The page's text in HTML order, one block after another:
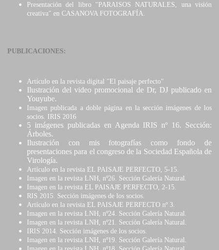
Presentación del libro "PARAISOS NATURALES, una visión
creativa" en CASANOVA FOTOGRAFÍA.
PUBLICACIONES:
Artículo en la revista digital "El paisaje perfecto"
Ilustración del video promocional de Dr, DJ publicado en
Youyube.
Imagen publicada a doble página en la sección imágenes de los
socios. IRIS 2016
5 imágenes publicadas en Agenda IRIS nº 16. Sección:
Árboles.
Ilustración con mis fotografías como fondo de
presentaciones para el congreso de la Sociedad Española de
Virología.
Artículo en la revista EL PAISAJE PERFECTO, 5-15.
Imagen en la revista LNH, nº26. Sección Galería Natural.
Imagen en la revista EL PAISAJE PERFECTO, 2-15.
RIS 2015. Sección imágenes de los socios.
Artículo en la revista EL PAISAJE PERFECTO nº 3.
Imagen en la revista LNH, nº24. Sección Galería Natural.
Imagen en la revista LNH, nº21. Sección Galería Natural.
IRIS 2014. Sección imágenes de los socios.
Imagen en la revista LNH, nº19. Sección Galería Natural.